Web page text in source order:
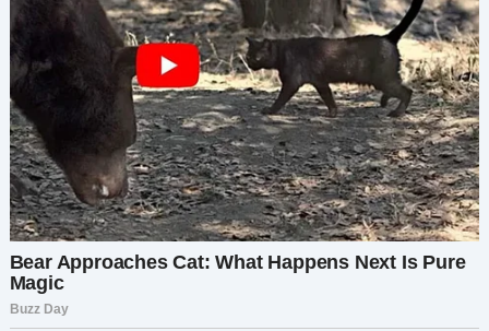
— мой голос оказался еще холоднее, чем я
ожидала.
Она склонила голову, будто именно я сейчас
вела себя неразумно.
— Конечно. Она была моей матерью, а у нее
было двое внуков. Деньги должны быть
поделены справедливо.
Справедливо.